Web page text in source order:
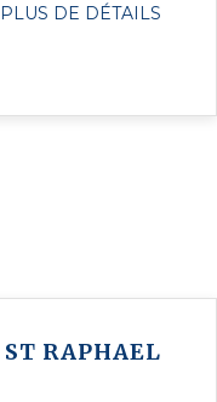
PLUS DE DÉTAILS
ST RAPHAEL